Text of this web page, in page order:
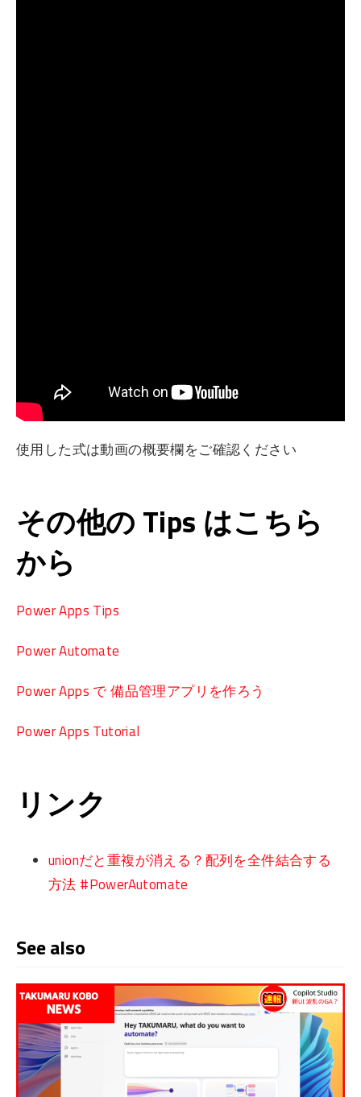
使用した式は動画の概要欄をご確認ください
その他の Tips はこちら
から
Power Apps Tips
Power Automate
Power Apps で 備品管理アプリを作ろう
Power Apps Tutorial
リンク
unionだと重複が消える？配列を全件結合する
方法 #PowerAutomate
See also